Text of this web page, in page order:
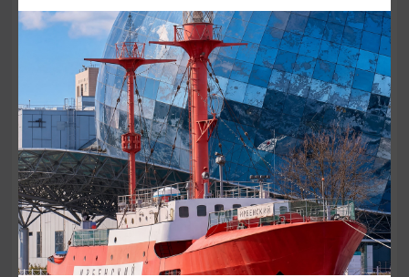
ОТ 1500₽
КОНЦЕРТЫ